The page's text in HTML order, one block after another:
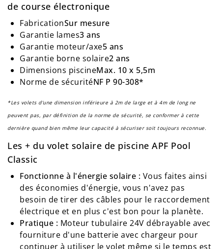
de course électronique
FabricationSur mesure
Garantie lames3 ans
Garantie moteur/axe5 ans
Garantie borne solaire2 ans
Dimensions piscineMax. 10 x 5,5m
Norme de sécuritéNF P 90-308*
*Les volets d'une dimension inférieure à 2m de large et à 4m de long ne
peuvent pas, par définition de la norme de sécurité, se conformer à cette
dernière quand bien même leur capacité à sécuriser soit toujours reconnue.
Les + du volet solaire de piscine APF Pool
Classic
Fonctionne à l'énergie solaire : Vous faites ainsi
des économies d'énergie, vous n'avez pas
besoin de tirer des câbles pour le raccordement
électrique et en plus c'est bon pour la planète.
Pratique : Moteur tubulaire 24V débrayable avec
fourniture d'une batterie avec chargeur pour
continuer à utiliser le volet même si le temps est